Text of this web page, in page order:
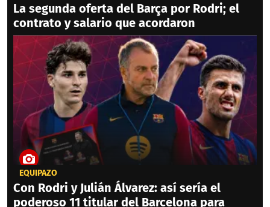
La segunda oferta del Barça por Rodri; el
contrato y salario que acordaron
EQUIPAZO
Con Rodri y Julián Álvarez: así sería el
poderoso 11 titular del Barcelona para